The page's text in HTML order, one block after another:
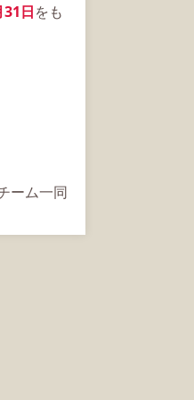
日をも
ーム一同